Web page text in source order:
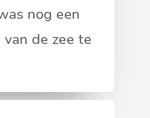
nog een
de zee te